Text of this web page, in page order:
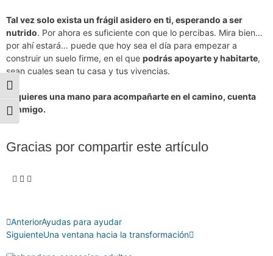
Alternar alto contraste
Alternar tamaño de letra
Tal vez solo exista un frágil asidero en ti, esperando a ser
nutrido. Por ahora es suficiente con que lo percibas. Mira bien…
por ahí estará… puede que hoy sea el día para empezar a
construir un suelo firme, en el que podrás apoyarte y habitarte,
sean cuales sean tu casa y tus vivencias.
Si quieres una mano para acompañarte en el camino, cuenta
conmigo.
Gracias por compartir este artículo
AnteriorAyudas para ayudar
SiguienteUna ventana hacia la transformación